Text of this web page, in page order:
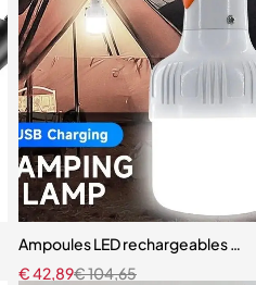
Ampoules LED rechargeables par
€104,65
€42,89